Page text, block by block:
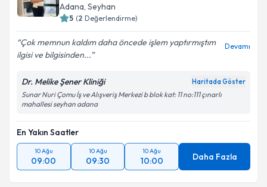
Adana, Seyhan
5 (2 Değerlendirme)
Çok memnun kaldım daha öncede işlem yaptırmıştım
ilgisi ve bilgisinden...
Devamı
Dr. Melike Şener Kliniği Haritada Göster
Sunar Nuri Çomu İş ve Alışveriş Merkezi b blok kat: 11 no:111 çınarlı
mahallesi seyhan adana
En Yakın Saatler
10 Ağu
09:00
10 Ağu
09:30
10 Ağu
10:00 Daha Fazla